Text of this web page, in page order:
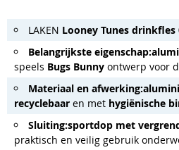
LAKEN Looney Tunes drinkfles
Belangrijkste eigenschap:
speels Bugs Bunny ontwerp voor
Materiaal en afwerking:
recyclebaar en met hygiënische
Sluiting:sportdop met
praktisch en veilig gebruik